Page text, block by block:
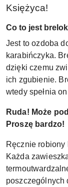
Księżyca!
Co to jest
Jest to ozdoba
karabińczyka.
dzięki czemu
ich zgubienie.
wtedy spełnia
Ruda! Może
Proszę bardzo!
Ręcznie robiony
Każda
poszczególnych